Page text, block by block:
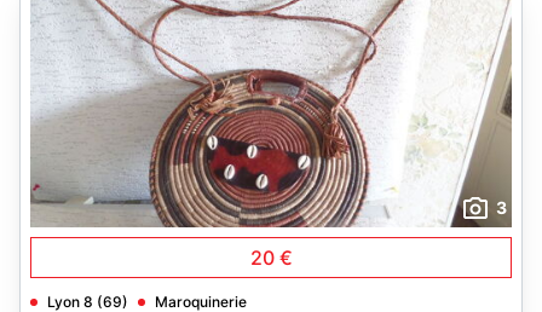
3
20 €
Lyon 8 (69) Maroquinerie